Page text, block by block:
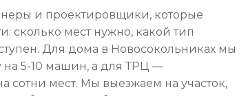
и проектировщики, которые
сколько мест нужно, какой тип
Для дома в Новосокольниках мы
на 5-10 машин, а для ТРЦ —
сотни мест. Мы выезжаем на участок,